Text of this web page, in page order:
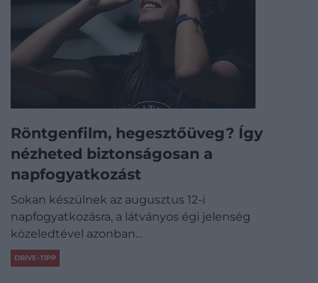
Röntgenfilm, hegesztőüveg? Így
nézheted biztonságosan a
napfogyatkozást
Sokan készülnek az augusztus 12-i
napfogyatkozásra, a látványos égi jelenség
közeledtével azonban…
DRIVE-TIPP